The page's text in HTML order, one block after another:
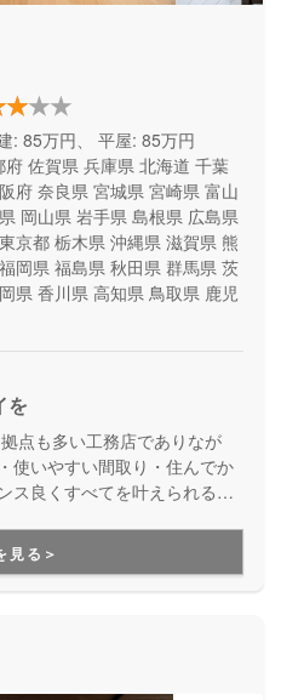
: 85万円、 平屋: 85万円
府 佐賀県 兵庫県 北海道 千葉
府 奈良県 宮城県 宮崎県 富山
岡山県 岩手県 島根県 広島県
東京都 栃木県 沖縄県 滋賀県 熊
福岡県 福島県 秋田県 群馬県 茨
県 香川県 高知県 鳥取県 鹿児
を
点も多い工務店でありなが
使いやすい間取り・住んでか
ス良くすべてを叶えられる家
で、末長く安心して暮らせる
るプロにまるっとお任せした
見る＞